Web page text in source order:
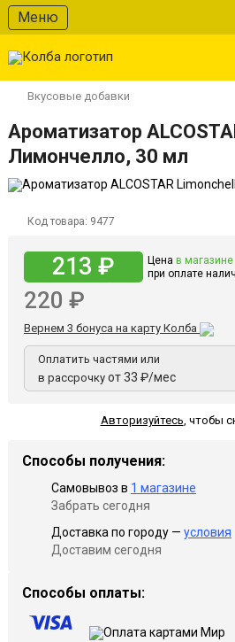
Меню
Вкусовые добавки
Ароматизатор
Лимончелло, 30 мл
Код товара: 9477
213 ₽ Цена в магазине
при оплате
220 ₽
Вернем 3 бонуса на карту Колба
Оплатить частями или
в рассрочку от 33 ₽/мес
Авторизуйтесь, чтобы
Способы получения:
Самовывоз в 1 магазине
Забрать сегодня
Доставка по городу — условия
Доставим сегодня
Способы оплаты: